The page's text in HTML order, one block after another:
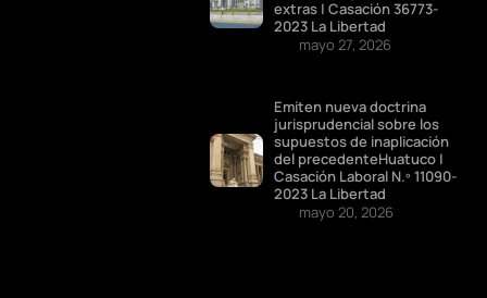
extras | Casación 36773-
2023 La Libertad
mayo 27, 2026
Emiten nueva doctrina
jurisprudencial sobre los
supuestos de inaplicación
del precedenteHuatuco |
Casación Laboral N.º 11090-
2023 La Libertad
mayo 20, 2026